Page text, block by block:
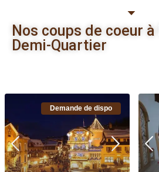
Nos coups de coeur
Demi-Quartier
Demande de dispo